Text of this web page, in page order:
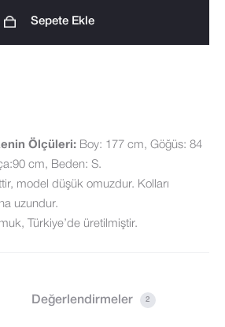
Sepete Ekle
Ölçüleri: Boy: 177 cm, Göğüs: 84
cm, Beden: S.
model düşük omuzdur. Kolları
uzundur.
Türkiye’de üretilmiştir.
Değerlendirmeler 2